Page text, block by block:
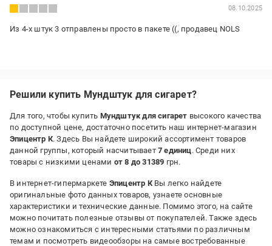
08.10.2025
Из 4-х штук 3 отправлены просто в пакете ((, продавец NOLS
Решили купить Мундштук для сигарет?
Для того, чтобы купить Мундштук для сигарет высокого качества
по доступной цене, достаточно посетить наш интернет-магазин
Эпицентр К. Здесь Вы найдете широкий ассортимент товаров
данной группы, который насчитывает 7 единиц. Среди них
товары с низкими ценами от 8 до 31389 грн.
В интернет-гипермаркете Эпицентр КВы легко найдете
оригинальные фото данных товаров, узнаете основные
характеристики и технические данные. Помимо этого, на сайте
можно почитать полезные отзывы от покупателей. Также здесь
можно ознакомиться с интересными статьями по различным
темам и посмотреть видеообзоры на самые востребованные